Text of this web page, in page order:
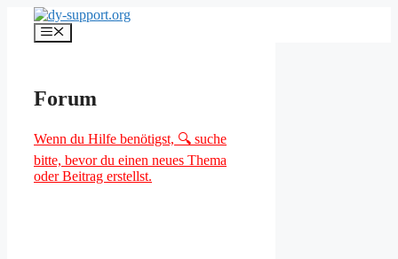
Inhalt
springen
Menü
Forum
Wenn du Hilfe benötigst, 🔍 suche
bitte, bevor du einen neues Thema
oder Beitrag erstellst.